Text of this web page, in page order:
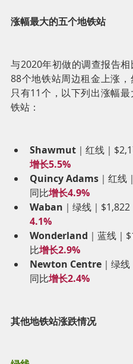
涨幅最大的五个地铁站
与2020年初做的调查报告
88个地铁站周边租金上涨，
只有11个，以下列出涨幅
铁站：
Shawmut ｜红线｜
增长5.5%
Quincy Adams ｜红线
同比增长4.9%
Waban ｜绿线｜
4.1%
Wonderland ｜蓝线｜
比增长2.9%
Newton Centre ｜绿
同比增长2.4%
其他地铁站涨跌情况